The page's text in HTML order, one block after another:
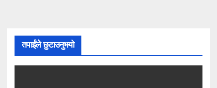
तपाईंले छुटाउनुभयो